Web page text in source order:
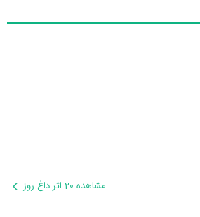
مشاهده 20 اثر داغ روز